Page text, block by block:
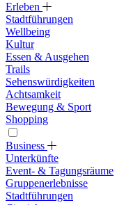
Erleben
Stadtführungen
Wellbeing
Kultur
Essen & Ausgehen
Trails
Sehenswürdigkeiten
Achtsamkeit
Bewegung & Sport
Shopping
Business
Unterkünfte
Event- & Tagungsräume
Gruppenerlebnisse
Stadtführungen